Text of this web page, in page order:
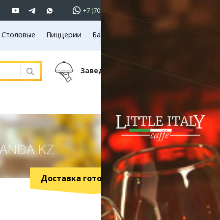
+7 (701)
Столовые Пиццерии Банкетные залы
Вход
Заведений:
Доставка готовых блюд